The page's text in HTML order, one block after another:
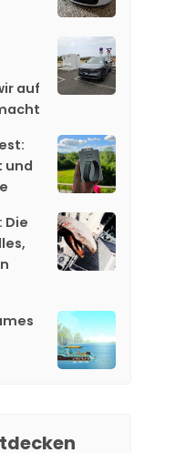
auf
und
Die